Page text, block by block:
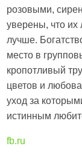
розовыми,
уверены, что их
лучше.
место в
кропотливый
цветов и
уход за
истинным
fb.ru